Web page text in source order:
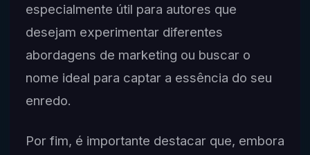
especialmente útil para autores que
desejam experimentar diferentes
abordagens de marketing ou buscar o
nome ideal para captar a essência do seu
enredo.
Por fim, é importante destacar que, embora